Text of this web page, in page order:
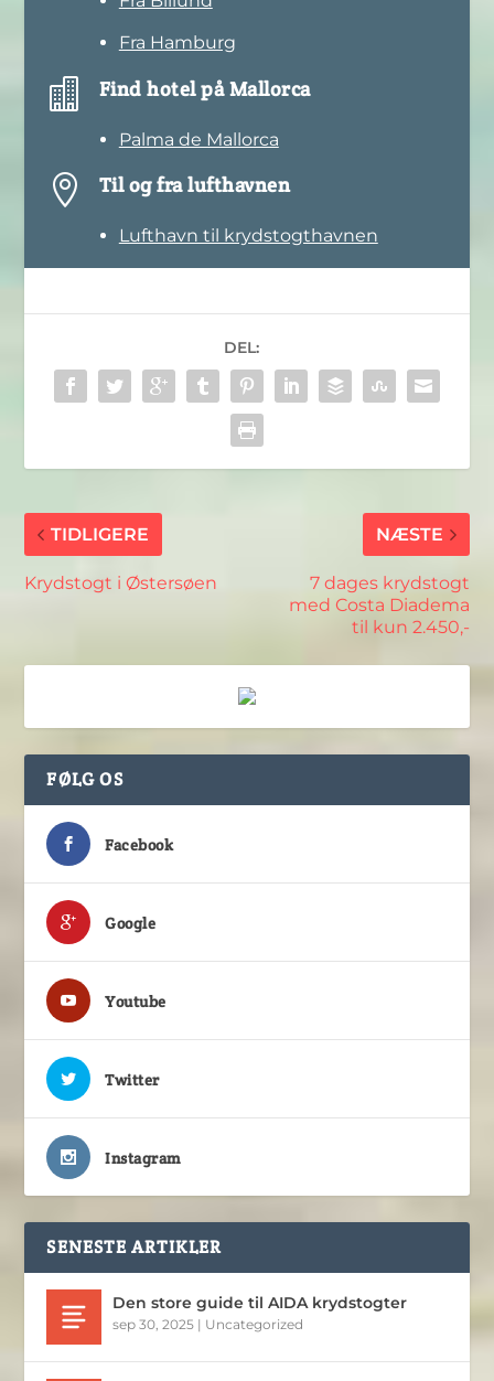
Fra Hamburg
 Find hotel på Mallorca
Palma de Mallorca
 Til og fra lufthavnen
Lufthavn til krydstogthavnen
DEL:
TIDLIGERE
Krydstogt i Østersøen
NÆSTE
7 dages krydstogt
med Costa Diadema
til kun 2.450,-
FØLG OS
Facebook
Google
Youtube
Twitter
Instagram
SENESTE ARTIKLER
Den store guide til AIDA krydstogter
sep 30, 2025 | Uncategorized